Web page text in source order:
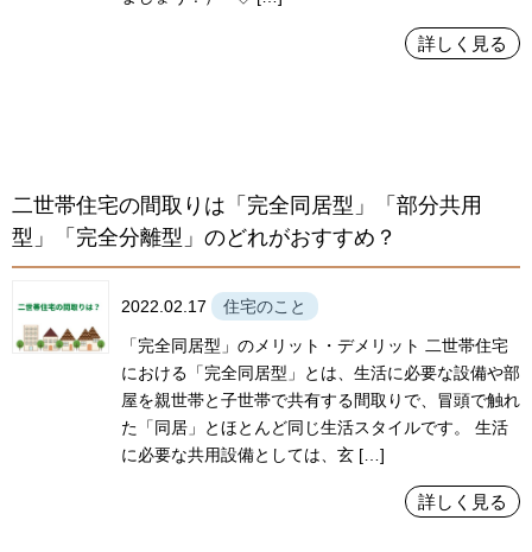
詳しく見る
二世帯住宅の間取りは「完全同居型」「部分共用
型」「完全分離型」のどれがおすすめ？
2022.02.17 住宅のこと
「完全同居型」のメリット・デメリット 二世帯住宅
における「完全同居型」とは、生活に必要な設備や部
屋を親世帯と子世帯で共有する間取りで、冒頭で触れ
た「同居」とほとんど同じ生活スタイルです。 生活
に必要な共用設備としては、玄 […]
詳しく見る